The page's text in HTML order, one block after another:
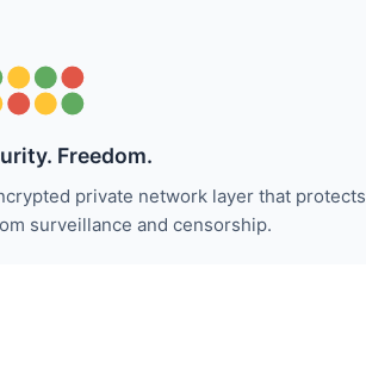
Freedom.
private network layer that protects
surveillance and censorship.